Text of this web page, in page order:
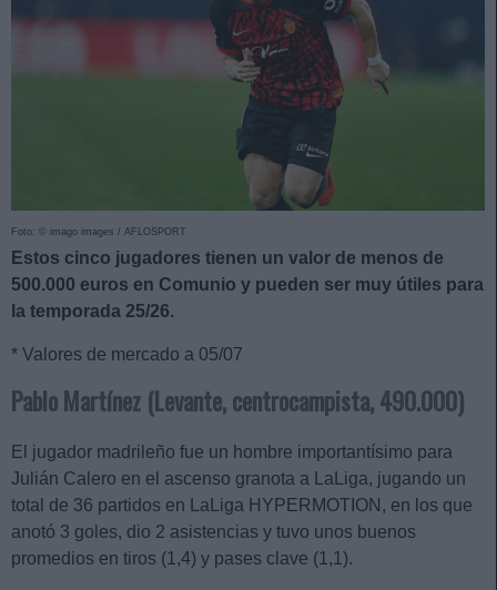
Foto: © imago images / AFLOSPORT
Estos cinco jugadores tienen un valor de menos de
500.000 euros en Comunio y pueden ser muy útiles para
la temporada 25/26.
* Valores de mercado a 05/07
Pablo Martínez (Levante, centrocampista, 490.000)
El jugador madrileño fue un hombre importantísimo para
Julián Calero en el ascenso granota a LaLiga, jugando un
total de 36 partidos en LaLiga HYPERMOTION, en los que
anotó 3 goles, dio 2 asistencias y tuvo unos buenos
promedios en tiros (1,4) y pases clave (1,1).